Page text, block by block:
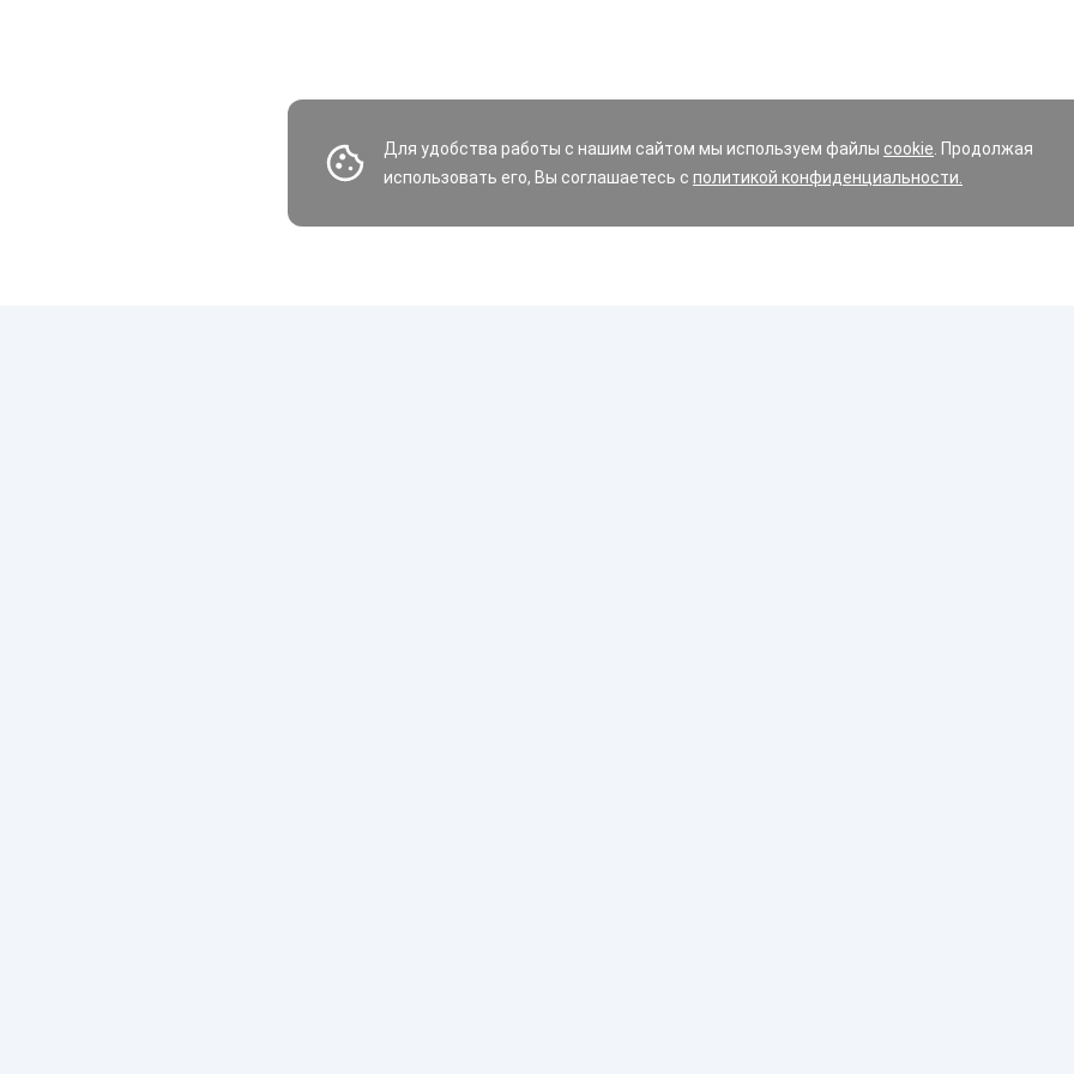
Для удобства работы с нашим сайтом мы используем файлы cookie . Продолжая
использовать его, Вы соглашаетесь с политикой конфиденциальности.